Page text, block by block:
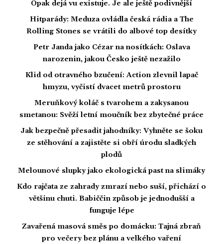
Opak dejá vu existuje. Je ale ještě podivnější
Hitparády: Meduza ovládla česká rádia a The
Rolling Stones se vrátili do albové top desítky
Petr Janda jako Cézar na nosítkách: Oslava
narozenin, jakou Česko ještě nezažilo
Klid od otravného bzučení: Action zlevnil lapač
hmyzu, vyčistí dvacet metrů prostoru
Meruňkový koláč s tvarohem a zakysanou
smetanou: Svěží letní moučník bez zbytečné práce
Jak bezpečně přesadit jahodníky: Vyhněte se šoku
ze stěhování a zajistěte si obří úrodu sladkých
plodů
Melounové slupky jako ekologická past na slimáky
Kdo rajčata ze zahrady zmrazí nebo suší, přichází o
většinu chuti. Babiččin způsob je jednodušší a
funguje lépe
Zavařená masová směs po domácku: Tajná zbraň
pro večery bez plánu a velkého vaření